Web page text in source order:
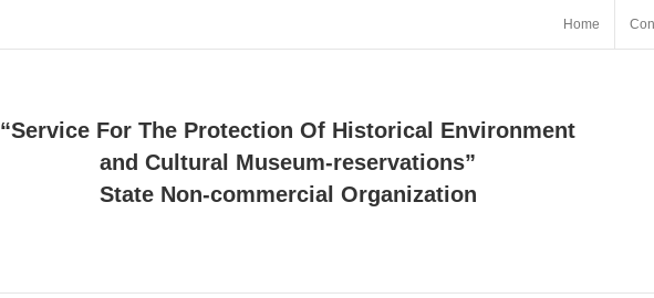
Home
“Service For The Protection Of Historical Environment
and Cultural Museum-reservations”
State Non-commercial Organization